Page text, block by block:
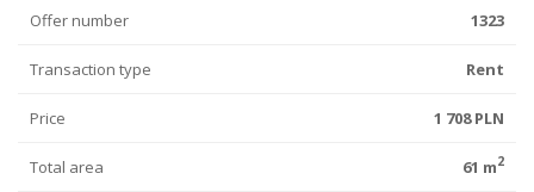
Offer number 1323
Transaction type Rent
Price 1 708 PLN
Total area 61 m2